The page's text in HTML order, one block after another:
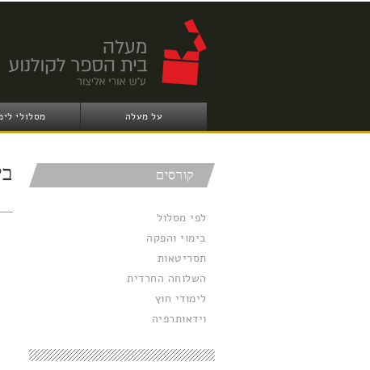
על מעלה מסלולי
קורסים
לפי מסלול
בימוי והפקה
תסריטאות
השלוחה החרדית
לימודי חוץ
וידאותרפיה